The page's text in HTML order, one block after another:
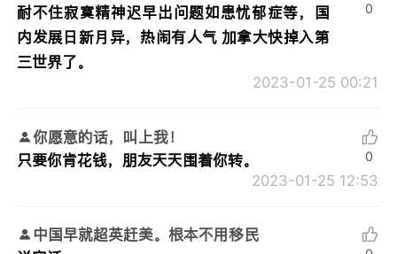
耐不住寂寞精神迟早出问题如患忧郁症等，国
内发展日新月异，热闹有人气 加拿大快掉入第
三世界了。
2023-01-25 00:21
0
你愿意的话，叫上我！
只要你肯花钱，朋友天天围着你转。
2023-01-25 12:53
0
中国早就超英赶美。根本不用移民